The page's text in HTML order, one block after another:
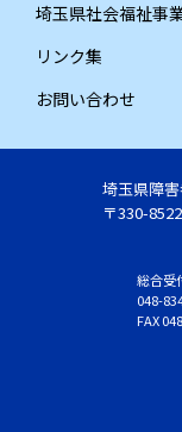
埼玉県社会福祉事
リンク集
お問い合わせ
埼玉県障
〒330-
総合受
048-
FAX